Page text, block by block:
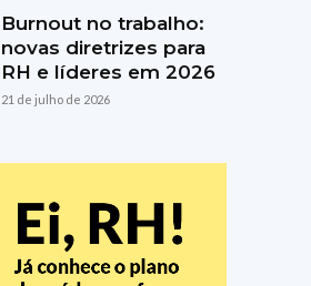
Burnout no trabalho:
novas diretrizes para
RH e líderes em 2026
21 de julho de 2026